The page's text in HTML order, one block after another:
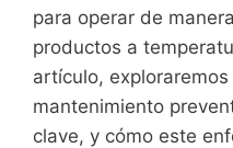
para operar de
productos a
artículo,
mantenimiento
clave, y cómo este